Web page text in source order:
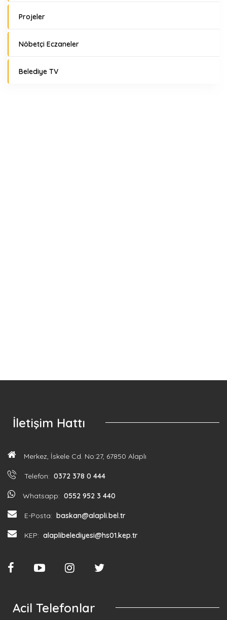
Projeler
Nöbetçi Eczaneler
Belediye TV
İletişim Hattı
Merkez, İskele Cd. No:27, 67850 Alaplı
Telefon: 0372 378 0 444
Whatsapp: 0552 952 3 440
E-Posta: baskan@alapli.bel.tr
KEP: alaplibelediyesi@hs01.kep.tr
Acil Telefonlar